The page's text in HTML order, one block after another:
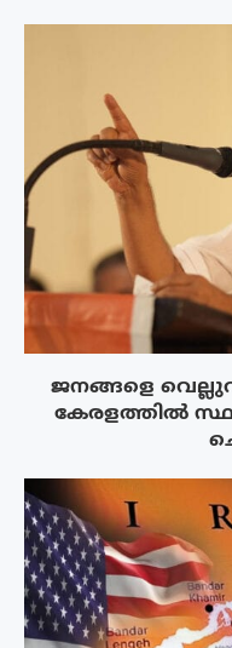
ജനങ്ങളെ
കേരളത്തിൽ